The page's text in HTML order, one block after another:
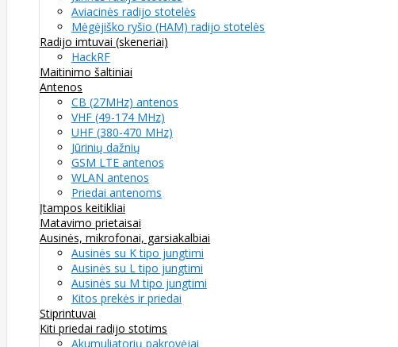
Aviacinės radijo stotelės
Mėgėjiško ryšio (HAM) radijo stotelės
Radijo imtuvai (skeneriai)
HackRF
Maitinimo šaltiniai
Antenos
CB (27MHz) antenos
VHF (49-174 MHz)
UHF (380-470 MHz)
Jūrinių dažnių
GSM LTE antenos
WLAN antenos
Priedai antenoms
Įtampos keitikliai
Matavimo prietaisai
Ausinės, mikrofonai, garsiakalbiai
Ausinės su K tipo jungtimi
Ausinės su L tipo jungtimi
Ausinės su M tipo jungtimi
Kitos prekės ir priedai
Stiprintuvai
Kiti priedai radijo stotims
Akumuliatorių pakrovėjai